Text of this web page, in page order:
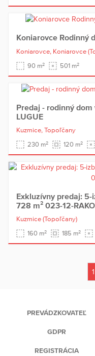
Koniarovce Rodinný
Koniarovce, Koniarovce
90 m2 501 m2
Predaj - rodinný dom
LUGUE
Kuzmice, Topoľčany
230 m2 120 m2
Exkluzívny predaj:
728 m² 023-12-
Kuzmice (Topoľčany)
160 m2 185 m2
1
PREVÁDZKOVATEĽ
GDPR
REGISTRÁCIA